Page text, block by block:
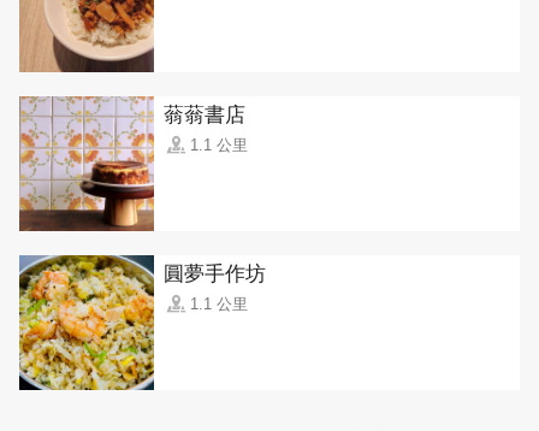
蓊蓊書店
1.1 公里
圓夢手作坊
1.1 公里